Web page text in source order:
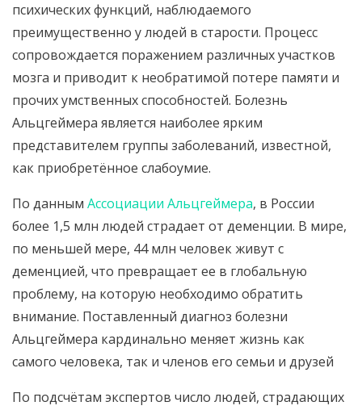
психических функций, наблюдаемого
преимущественно у людей в старости. Процесс
сопровождается поражением различных участков
мозга и приводит к необратимой потере памяти и
прочих умственных способностей. Болезнь
Альцгеймера является наиболее ярким
представителем группы заболеваний, известной,
как приобретённое слабоумие.
По данным Ассоциации Альцгеймера, в России
более 1,5 млн людей страдает от деменции. В мире,
по меньшей мере, 44 млн человек живут с
деменцией, что превращает ее в глобальную
проблему, на которую необходимо обратить
внимание. Поставленный диагноз болезни
Альцгеймера кардинально меняет жизнь как
самого человека, так и членов его семьи и друзей
По подсчётам экспертов число людей, страдающих